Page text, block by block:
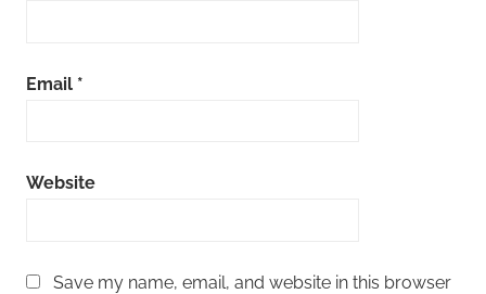
Email *
Website
Save my name, email, and website in this browser